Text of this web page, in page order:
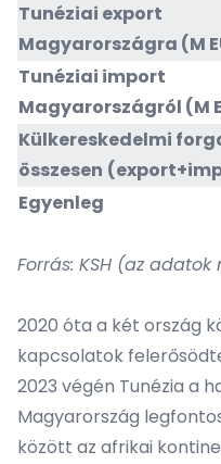
Tunéziai export
Magyarországra (M
Tunéziai import
Magyarországról (M
Külkereskedelmi
összesen
Egyenleg
Forrás: KSH (az
2020 óta a két ország
kapcsolatok
2023 végén Tunézia a
Magyarország
között az afrikai